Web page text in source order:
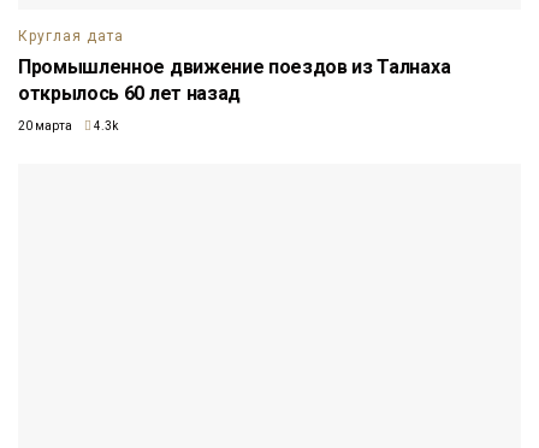
Круглая дата
Промышленное движение поездов из Талнаха
открылось 60 лет назад
20 марта 4.3k